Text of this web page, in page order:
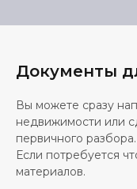
Документы
Вы можете сразу
недвижимости или
первичного разбора.
Если потребуется
материалов.